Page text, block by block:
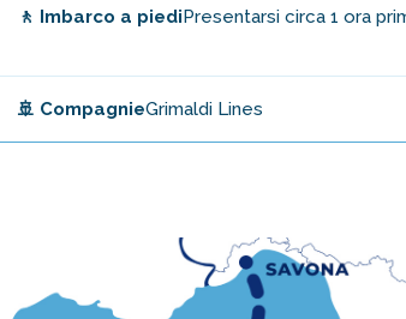
🚶 Imbarco a piedi Presentarsi circa 1 ora
🚢 CompagnieGrimaldi Lines